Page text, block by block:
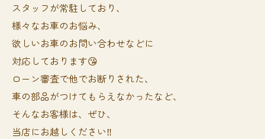
スタッフが常駐しており、
様々なお車のお悩み、
欲しいお車のお問い合わせなどに
対応しております😘
ローン審査で他でお断りされた、
車の部品がつけてもらえなかったなど、
そんなお客様は、ぜひ、
当店にお越しください‼️